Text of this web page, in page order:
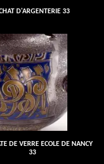
D'ARGENTERIE 33
DE VERRE ECOLE DE NANCY
33